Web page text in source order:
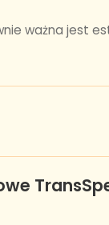
ważna jest